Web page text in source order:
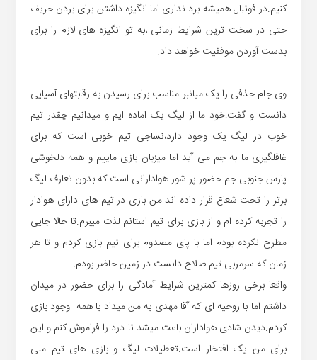
کنیم.در فوتبال همیشه برد نداری اما انگیزه داشتن برای بردن حریف
حتی در سخت ترین شرایط زمانی ،به تو انگیزه های لازم را برای
بدست آوردن موفقیت خواهد داد.
وی جام حذفی را یک میانبر مناسب برای رسیدن به رقابتهای آسیایی
دانست و گفت:خود ما از لیگ یک اماده ایم و میدانیم چقدر تیم
خوب در لیگ یک وجود دارد،نساجی تیم خوبی است که برای
غافلگیری ما به جم می آید اما میزبان بازی ماییم و همه دلخوشی
پارس جنوبی جم حضور پر شور هوادارانی است که بدون تعارف لیگ
برتر را تحت شعاع قرار داده اند.من بازی در تیم های دارای هوادار
را تجربه کرده ام و از بازی برای تیم استانم لذت میبرم.تا حالا جایی
مطرح نکرده بودم اما با پای مصدوم برای تیم بازی کردم و تا هر
زمان که سرمربی تیم صلاح دانست در زمین حاضر بودم.
واقعا برخی روزها کمترین شرایط آمادگی را برای حضور در میدان
داشتم اما با روحیه ای که آقا مهدی به من میداد با همه وجود بازی
کردم.دیدن شادی هواداران باعث میشد تا درد را فراموش کنم و این
برای من یک افتخار است.تعطیلات لیگ و بازی های تیم ملی